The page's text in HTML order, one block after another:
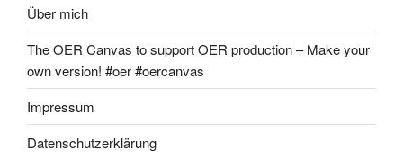
Über mich
The OER Canvas to support OER production – Make your
own version! #oer #oercanvas
Impressum
Datenschutzerklärung